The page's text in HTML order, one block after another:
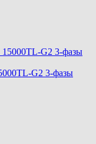
G2 3-фазы